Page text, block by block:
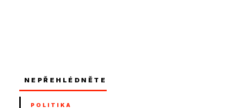
NEPŘEHLÉDNĚTE
POLITIKA